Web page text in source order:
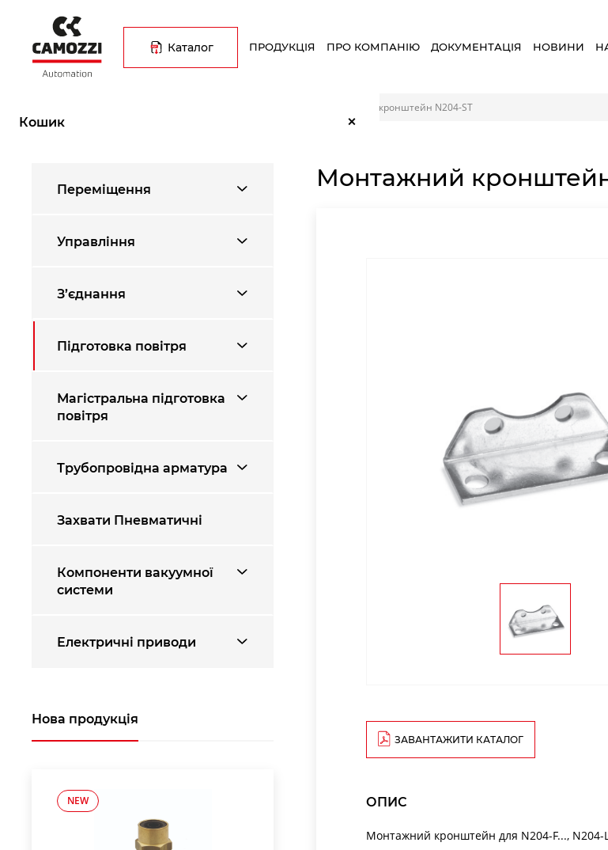
основного
вмісту
Каталог ПРОДУКЦІЯ ПРО КОМПАНІЮ ДОКУМЕНТАЦІЯ НОВИНИ
Кошик ×
навіґації
Монтажний кронштейн N204-ST
Переміщення
Управління
З’єднання
Підготовка повітря
Магістральна підготовка
повітря
Трубопровідна арматура
Захвати Пневматичні
Компоненти вакуумної
системи
Електричні приводи
Нова продукція
NEW
Монтажний
ЗАВАНТАЖИТИ КАТАЛОГ
ОПИС
Монтажний кронштейн для N204-F..., N204-